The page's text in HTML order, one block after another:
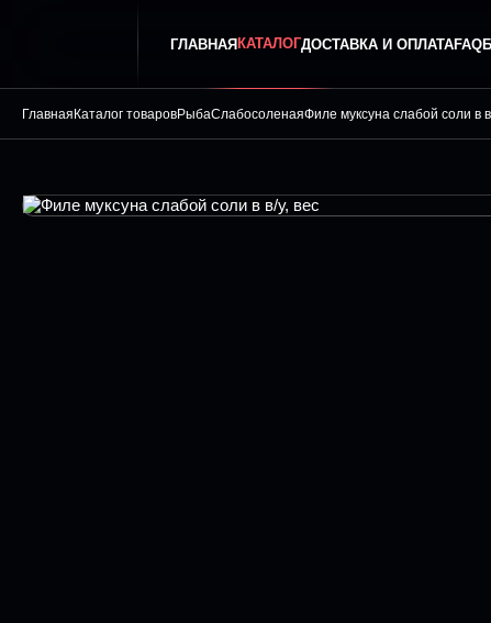
ГЛАВНАЯКАТАЛОГДОСТАВКА И ОПЛАТАFAQ
ГлавнаяКаталог товаровРыбаСлабосоленаяФиле муксуна слабой соли в